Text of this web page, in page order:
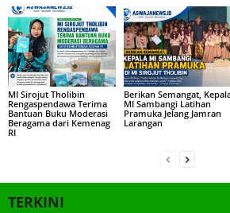
MI Sirojut Tholibin
Rengaspendawa Terima
Bantuan Buku Moderasi
Beragama dari Kemenag
RI
Berikan Semangat,
MI Sambangi Latihan
Pramuka Jelang Jamran
Larangan
TERKINI